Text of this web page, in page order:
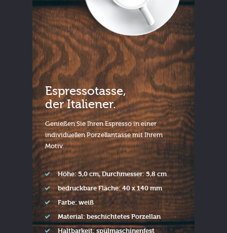
Espressotasse,
der Italiener.
Genießen Sie Ihren Espresso in einer
individuellen Porzellantasse mit Ihrem
Motiv.
Höhe: 5,0 cm, Durchmesser: 5,8 cm
bedruckbare Fläche: 40 x 140 mm
Farbe: weiß
Material: beschichtetes Porzellan
Haltbarkeit: spülmaschinenfest